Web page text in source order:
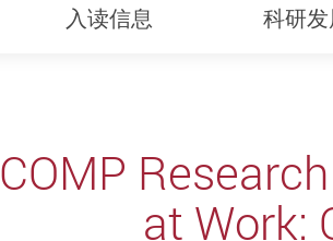
入读信息 科研
COMP
at Work: